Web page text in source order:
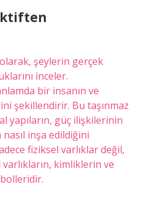
şeylerin gerçek
inceler.
bir insanın ve
şekillendirir. Bu taşınmaz
yapıların, güç ilişkilerinin
inşa edildiğini
fiziksel varlıklar değil,
kimliklerin ve